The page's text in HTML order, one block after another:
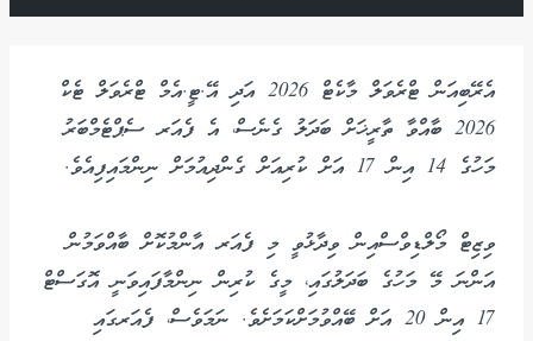
އެރޭބިއަން ޓްރެވަލް މާކެޓް 2026 އަދި އޭ.ޓީ.އެމް ޓްރެވަލް ޓެކް
2026 ބާއްވާ ތާރީޚަށް ބަދަލު ގެނެސް، އެ ފެއަރ ސެޕްޓެމްބަރު
މަހުގެ 14 އިން 17 އަށް ކުރިއަށް ގެންދިއުމަށް ނިންމައިފިއެވެ.
ވިޒިޓް މޯލްޑިވްސްއިން ވިދާޅުވީ މި ފެއަރ އާންމުކޮށް ބާއްވަމުން
އަންނަ މޭ މަހުގެ ބަދަލުގައި، މީގެ ކުރިން ނިންމާފައިވަނީ އޮގަސްޓް
17 އިން 20 އަށް ބޭއްވުމަށްކަމަށެވެ. ނަމަވެސް، ފެއަރގައި